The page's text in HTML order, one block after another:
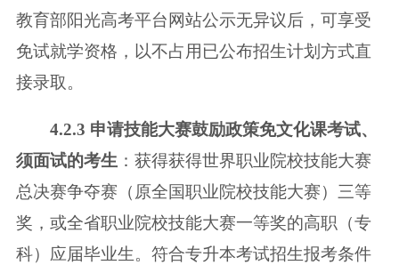
教育部阳光高考平台网站公示无异议后，可享受
免试就学资格，以不占用已公布招生计划方式直
接录取。
4.2.3 申请技能大赛鼓励政策免文化课考试、
须面试的考生 ：获得获得世界职业院校技能大赛
总决赛争夺赛（原全国职业院校技能大赛）三等
奖，或全省职业院校技能大赛一等奖的高职（专
科）应届毕业生。符合专升本考试招生报考条件